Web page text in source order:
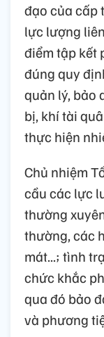
đạo của cấp
lực lượng
điểm tập kết
đúng quy
quản lý, bảo
bị, khí tài
thực hiện
Chủ nhiệm
cầu các lực
thường
thường, các
mát...; tình
chức khắc
qua đó bảo
và phương